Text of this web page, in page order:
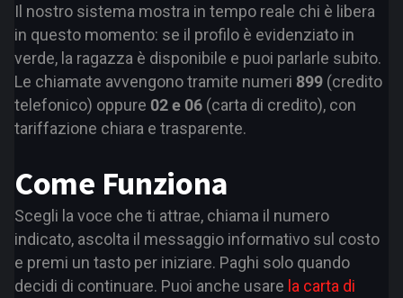
Il nostro sistema mostra in tempo reale chi è libera
in questo momento: se il profilo è evidenziato in
verde, la ragazza è disponibile e puoi parlarle subito.
Le chiamate avvengono tramite numeri 899 (credito
telefonico) oppure 02 e 06 (carta di credito), con
tariffazione chiara e trasparente.
Come Funziona
Scegli la voce che ti attrae, chiama il numero
indicato, ascolta il messaggio informativo sul costo
e premi un tasto per iniziare. Paghi solo quando
decidi di continuare. Puoi anche usare la carta di